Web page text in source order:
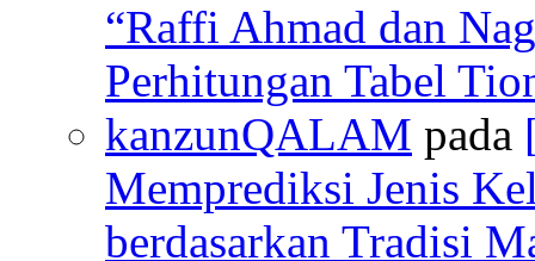
“Raffi Ahmad dan
Perhitungan Tabel
kanzunQALAM pada
Memprediksi Jenis
berdasarkan Tradisi